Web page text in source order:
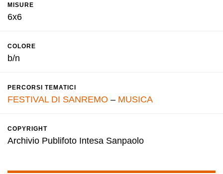
MISURE
6x6
COLORE
b/n
PERCORSI TEMATICI
FESTIVAL DI SANREMO – MUSICA
COPYRIGHT
Archivio Publifoto Intesa Sanpaolo